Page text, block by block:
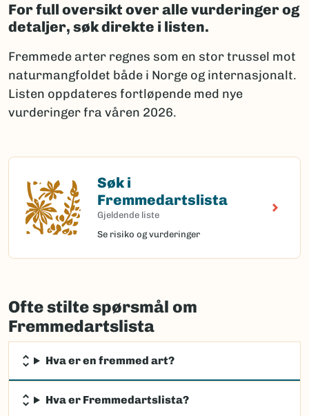
For full oversikt over alle vurderinger og
detaljer, søk direkte i listen.
Fremmede arter regnes som en stor trussel mot
naturmangfoldet både i Norge og internasjonalt.
Listen oppdateres fortløpende med nye
vurderinger fra våren 2026.
Søk i
Fremmedartslista
Gjeldende liste
Se risiko og vurderinger
Søk i Fremmedartslista
Ofte stilte spørsmål om
Fremmedartslista
Hva er en fremmed art?
Hva er Fremmedartslista?